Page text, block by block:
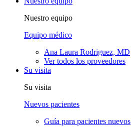
Nuestro equipo
Equipo médico
Ana Laura Rodriguez, MD
Ver todos los proveedores
Su visita
Su visita
Nuevos pacientes
Guía para pacientes nuevos